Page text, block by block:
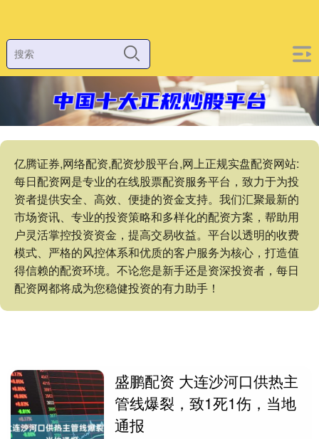
亿腾证券,网络配资,配资炒股平台,网上正规实盘配资网站:
每日配资网是专业的在线股票配资服务平台，致力于为投
资者提供安全、高效、便捷的资金支持。我们汇聚最新的
市场资讯、专业的投资策略和多样化的配资方案，帮助用
户灵活掌控投资资金，提高交易收益。平台以透明的收费
模式、严格的风控体系和优质的客户服务为核心，打造值
得信赖的配资环境。不论您是新手还是资深投资者，每日
配资网都将成为您稳健投资的有力助手！
盛鹏配资 大连沙河口供热主
管线爆裂，致1死1伤，当地
通报